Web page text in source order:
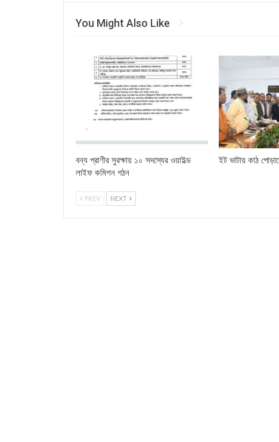
You Might Also Like
বন্য প্রাণীর সুরক্ষায় ১০ সদস্যের ওয়াইল্ড
লাইফ কমিশন গঠন
ইট ভাটায় কাঠ
PREV NEXT